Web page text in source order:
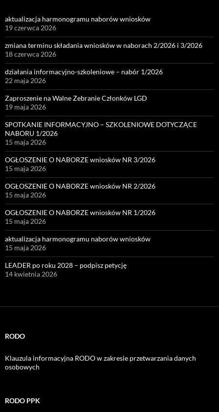
aktualizacja harmonogramu naborów wniosków
19 czerwca 2026
zmiana terminu składania wniosków w naborach 2/2026 i 3/2026
18 czerwca 2026
działania informacyjno-szkoleniowe – nabór 1/2026
22 maja 2026
Zaproszenie na Walne Zebranie Członków LGD
19 maja 2026
SPOTKANIE INFORMACYJNO – SZKOLENIOWE DOTYCZĄCE
NABORU 1/2026
15 maja 2026
OGŁOSZENIE O NABORZE wniosków NR 3/2026
15 maja 2026
OGŁOSZENIE O NABORZE wniosków NR 2/2026
15 maja 2026
OGŁOSZENIE O NABORZE wniosków NR 1/2026
15 maja 2026
aktualizacja harmonogramu naborów wniosków
15 maja 2026
LEADER po roku 2028 – podpisz petycję
14 kwietnia 2026
RODO
Klauzula informacyjna RODO w zakresie przetwarzania danych
osobowych
RODO PPK